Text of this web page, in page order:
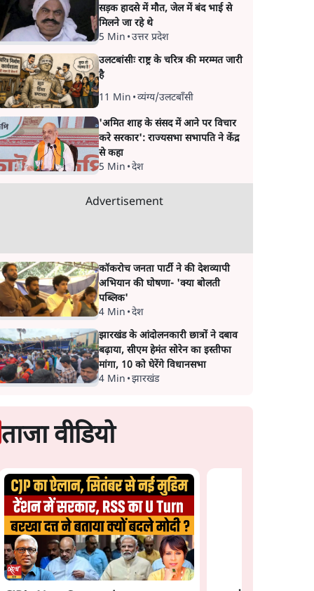
सड़क हादसे में मौत, जेल में बंद भाई से
मिलने जा रहे थे
5 Min •उत्तर प्रदेश
उलटबांसीः राष्ट्र के चरित्र की मरम्मत जारी
है
11 Min •व्यंग्य/उलटबाँसी
'अमित शाह के संसद में आने पर विचार
करे सरकार': राज्यसभा सभापति ने केंद्र
से कहा
5 Min •देश
Advertisement
कॉकरोच जनता पार्टी ने की देशव्यापी
अभियान की घोषणा- 'क्या बोलती
पब्लिक'
4 Min •देश
झारखंड के आंदोलनकारी छात्रों ने दबाव
बढ़ाया, सीएम हेमंत सोरेन का इस्तीफा
मांगा, 10 को घेरेंगे विधानसभा
4 Min •झारखंड
ताजा वीडियो